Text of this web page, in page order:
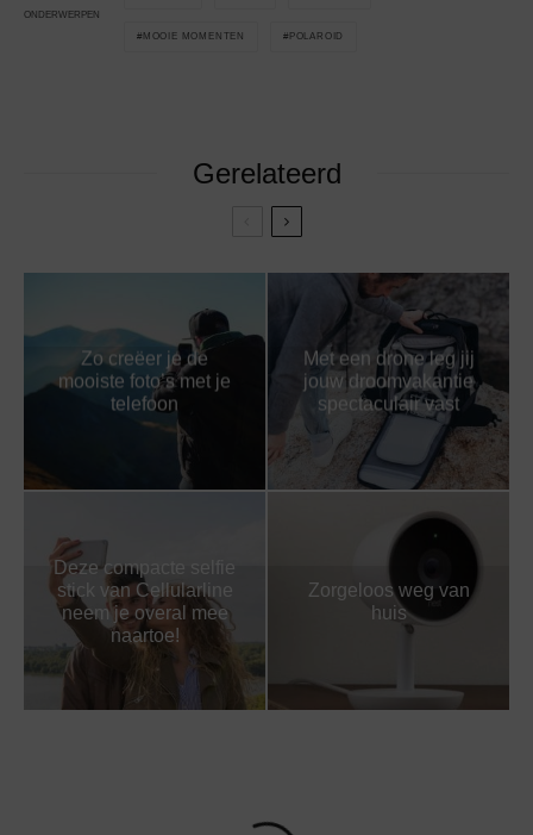
ONDERWERPEN
MOOIE MOMENTEN POLAROID
Gerelateerd
Zo creëer je de
mooiste foto’s met je
telefoon
Met een drone leg jij
jouw droomvakantie
spectaculair vast
Deze compacte selfie
stick van Cellularline
neem je overal mee
naartoe!
Zorgeloos weg van
huis